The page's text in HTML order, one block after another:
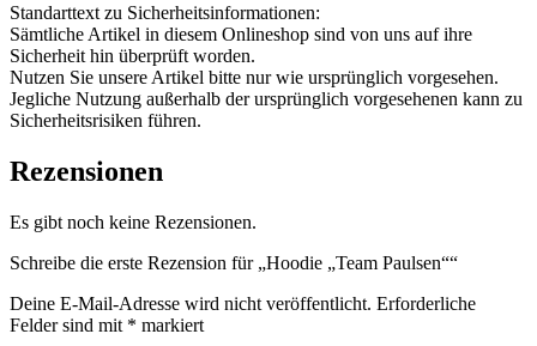
Standarttext zu Sicherheitsinformationen:
Sämtliche Artikel in diesem Onlineshop sind von uns auf ihre
Sicherheit hin überprüft worden.
Nutzen Sie unsere Artikel bitte nur wie ursprünglich vorgesehen.
Jegliche Nutzung außerhalb der ursprünglich vorgesehenen kann zu
Sicherheitsrisiken führen.
Rezensionen
Es gibt noch keine Rezensionen.
Schreibe die erste Rezension für „Hoodie „Team Paulsen““
Deine E-Mail-Adresse wird nicht veröffentlicht. Erforderliche
Felder sind mit * markiert